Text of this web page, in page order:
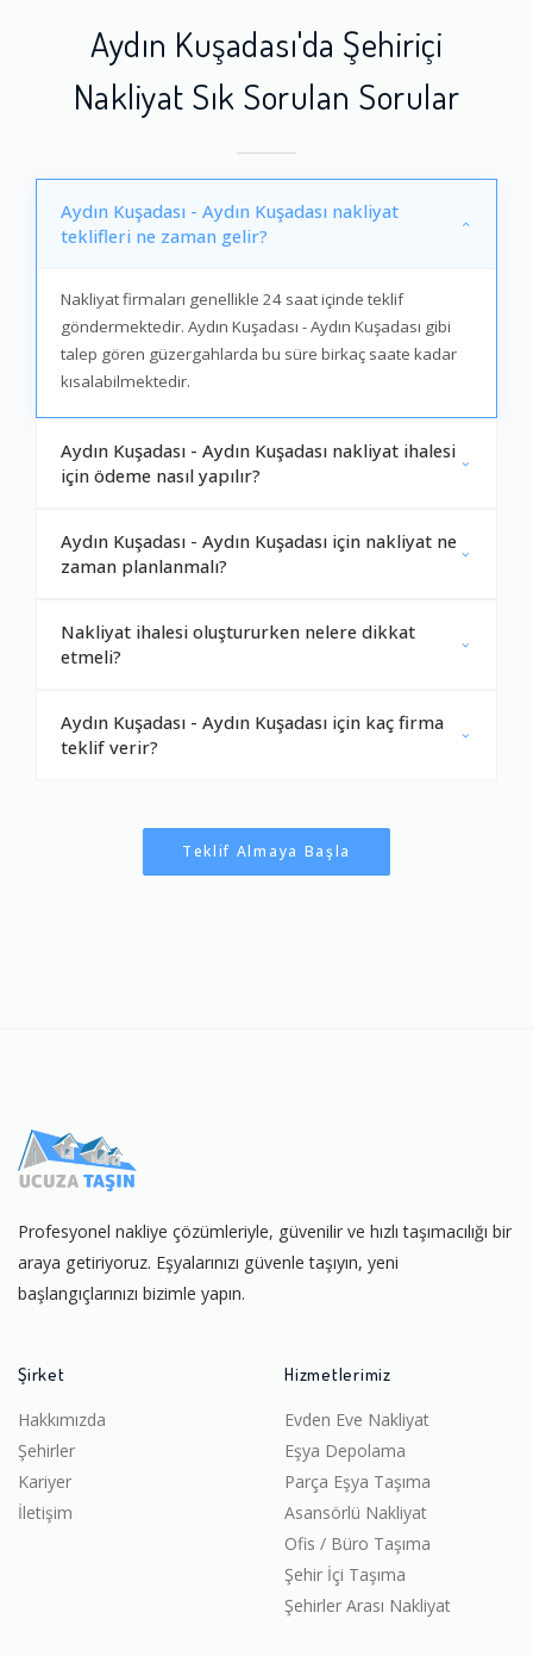
Aydın Kuşadası'da Şehiriçi
Nakliyat Sık Sorulan Sorular
Aydın Kuşadası - Aydın Kuşadası nakliyat
teklifleri ne zaman gelir?
Nakliyat firmaları genellikle 24 saat içinde teklif
göndermektedir. Aydın Kuşadası - Aydın Kuşadası gibi
talep gören güzergahlarda bu süre birkaç saate kadar
kısalabilmektedir.
Aydın Kuşadası - Aydın Kuşadası nakliyat ihalesi
için ödeme nasıl yapılır?
Aydın Kuşadası - Aydın Kuşadası için nakliyat ne
zaman planlanmalı?
Nakliyat ihalesi oluştururken nelere dikkat
etmeli?
Aydın Kuşadası - Aydın Kuşadası için kaç firma
teklif verir?
Teklif Almaya Başla
Profesyonel nakliye çözümleriyle, güvenilir ve hızlı taşımacılığı bir
araya getiriyoruz. Eşyalarınızı güvenle taşıyın, yeni
başlangıçlarınızı bizimle yapın.
Şirket
Hakkımızda
Şehirler
Kariyer
İletişim
Hizmetlerimiz
Evden Eve Nakliyat
Eşya Depolama
Parça Eşya Taşıma
Asansörlü Nakliyat
Ofis / Büro Taşıma
Şehir İçi Taşıma
Şehirler Arası Nakliyat